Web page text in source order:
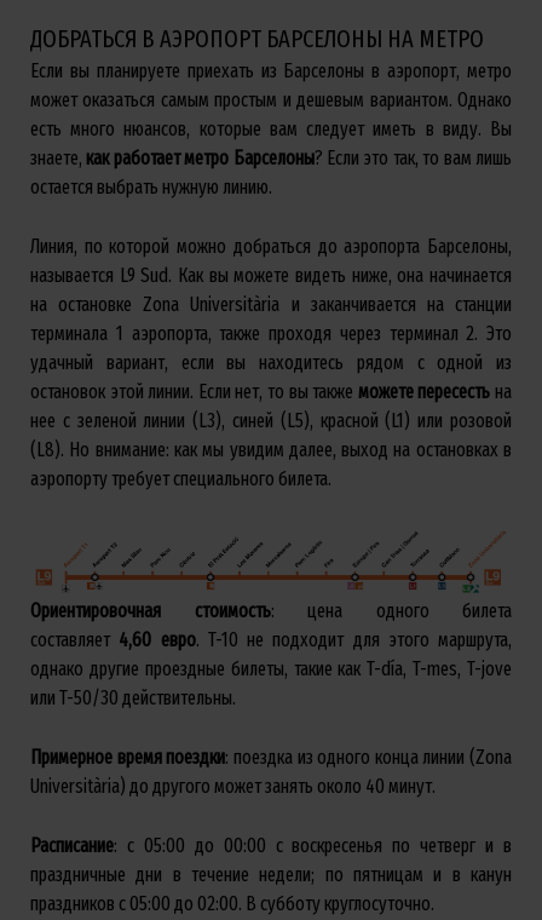
ДОБРАТЬСЯ В АЭРОПОРТ БАРСЕЛОНЫ НА МЕТРО
Если вы планируете приехать из Барселоны в аэропорт, метро
может оказаться самым простым и дешевым вариантом. Однако
есть много нюансов, которые вам следует иметь в виду. Вы
знаете, как работаетметро Барселоны? Если это так, то вам лишь
остается выбрать нужную линию.
Линия, по которой можно добраться до аэропорта Барселоны,
называется L9 Sud. Как вы можете видеть ниже, она начинается
на остановке Zona Universitària и заканчивается на станции
терминала 1 аэропорта, также проходя через терминал 2. Это
удачный вариант, если вы находитесь рядом с одной из
остановок этой линии. Если нет, то вы также можете пересесть на
нее с зеленой линии (L3), синей (L5), красной (L1) или розовой
(L8). Но внимание: как мы увидим далее, выход на остановках в
аэропорту требует специального билета.
Ориентировочная стоимость: цена одного билета
составляет 4,60 евро. T-10 не подходит для этого маршрута,
однако другие проездные билеты, такие как T-día, T-mes, T-jove
или T-50/30 действительны.
Примерное время поездки: поездка из одного конца линии (Zona
Universitària) до другого может занять около 40 минут.
Расписание: с 05:00 до 00:00 с воскресенья по четверг и в
праздничные дни в течение недели; по пятницам и в канун
праздников с 05:00 до 02:00. В субботу круглосуточно.